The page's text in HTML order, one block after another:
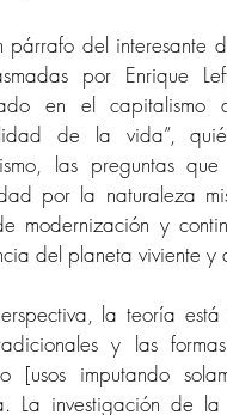
párrafo del interesante
por Enrique
en el
de la vida”,
las preguntas
por la naturaleza
modernización y
del planeta viviente
la teoría
y las
[usos imputando
La investigación de